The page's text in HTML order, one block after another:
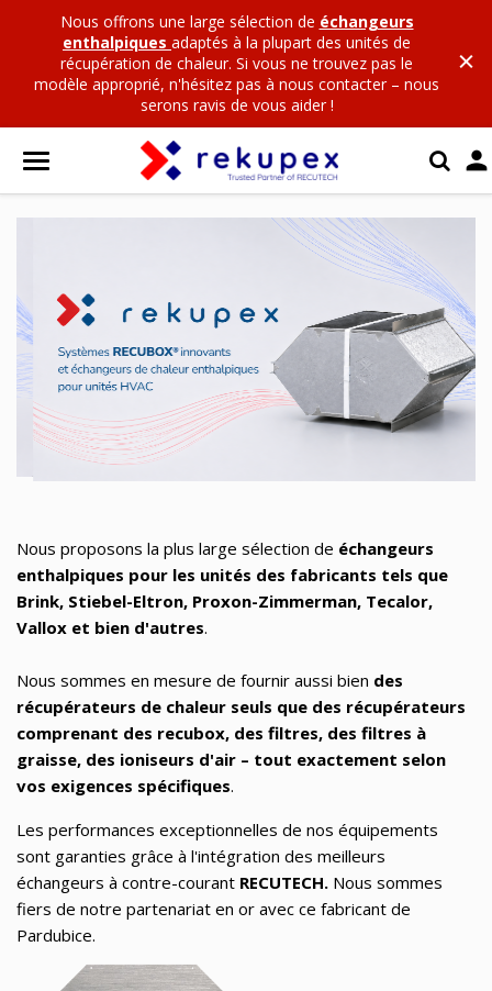
Nous offrons une large sélection de échangeurs
enthalpiques adaptés à la plupart des unités de
récupération de chaleur. Si vous ne trouvez pas le
modèle approprié, n'hésitez pas à nous contacter – nous
serons ravis de vous aider !

Nous proposons la plus large sélection de échangeurs
enthalpiques pour les unités des fabricants tels que
Brink, Stiebel-Eltron, Proxon-Zimmerman, Tecalor,
Vallox et bien d'autres.
Nous sommes en mesure de fournir aussi bien des
récupérateurs de chaleur seuls que des récupérateurs
comprenant des recubox, des filtres, des filtres à
graisse, des ioniseurs d'air – tout exactement selon
vos exigences spécifiques.
Les performances exceptionnelles de nos équipements
sont garanties grâce à l'intégration des meilleurs
échangeurs à contre-courant RECUTECH. Nous sommes
fiers de notre partenariat en or avec ce fabricant de
Pardubice.